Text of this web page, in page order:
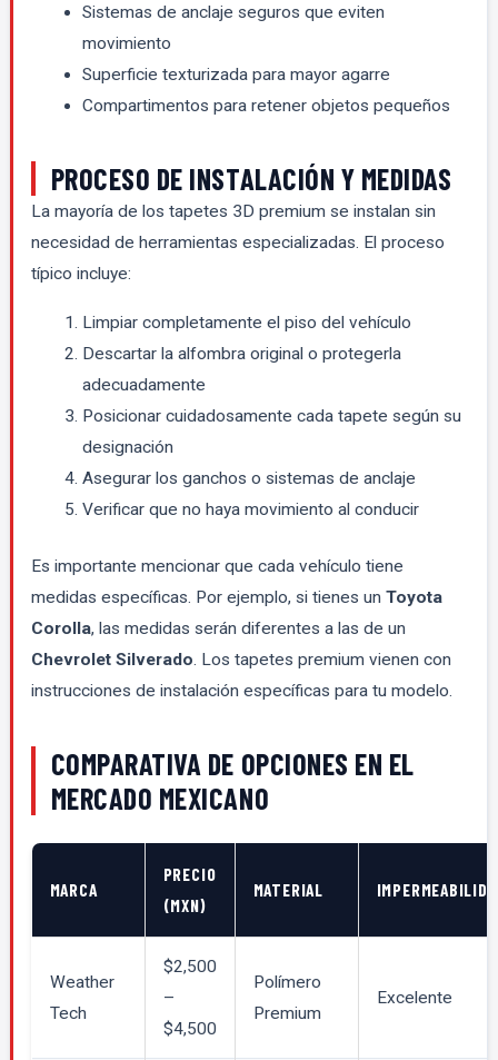
Sistemas de anclaje seguros que eviten
movimiento
Superficie texturizada para mayor agarre
Compartimentos para retener objetos pequeños
PROCESO DE INSTALACIÓN Y MEDIDAS
La mayoría de los tapetes 3D premium se instalan sin
necesidad de herramientas especializadas. El proceso
típico incluye:
Limpiar completamente el piso del vehículo
Descartar la alfombra original o protegerla
adecuadamente
Posicionar cuidadosamente cada tapete según su
designación
Asegurar los ganchos o sistemas de anclaje
Verificar que no haya movimiento al conducir
Es importante mencionar que cada vehículo tiene
medidas específicas. Por ejemplo, si tienes un Toyota
Corolla, las medidas serán diferentes a las de un
Chevrolet Silverado. Los tapetes premium vienen con
instrucciones de instalación específicas para tu modelo.
COMPARATIVA DE OPCIONES EN EL
MERCADO MEXICANO
MARCA
PRECIO
(MXN)
MATERIAL
Weather
Tech
$2,500
–
$4,500
Polímero
Premium
Excelente